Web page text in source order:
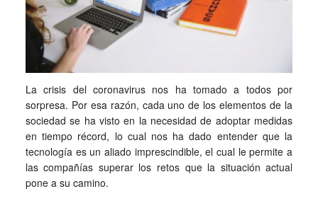
La crisis del coronavirus nos ha tomado a todos por
sorpresa. Por esa razón, cada uno de los elementos de la
sociedad se ha visto en la necesidad de adoptar medidas
en tiempo récord, lo cual nos ha dado entender que la
tecnología es un aliado imprescindible, el cual le permite a
las compañías superar los retos que la situación actual
pone a su camino.